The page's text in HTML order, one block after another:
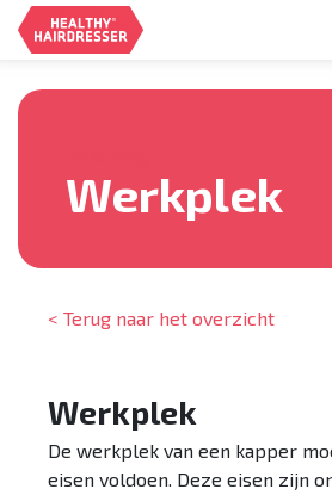
Werkplek
< Terug naar het overzicht
Werkplek
De werkplek van een kapper
eisen voldoen. Deze eisen zijn